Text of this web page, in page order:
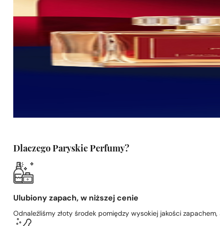
Dlaczego Paryskie Perfumy?
Ulubiony zapach, w niższej cenie
Odnaleźliśmy złoty środek pomiędzy wysokiej jakości